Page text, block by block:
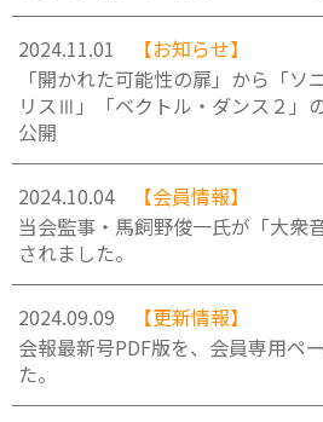
2024.11.01
【お知らせ】
「開かれた可能性の扉」から「ソ
リスⅢ」「ベクトル・ダンス２」
公開
2024.10.04
【会員情報】
当会監事・馬飼野俊一氏が「大衆
されました。
2024.09.09
【更新情報】
会報最新号PDF版を、会員専用ペ
た。